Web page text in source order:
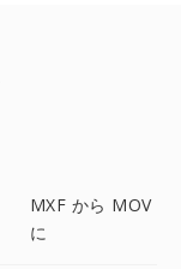
MXF から MOV
に